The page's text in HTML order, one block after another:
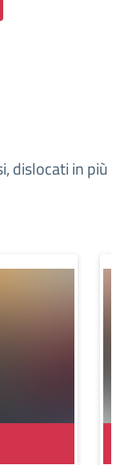
dislocati in più